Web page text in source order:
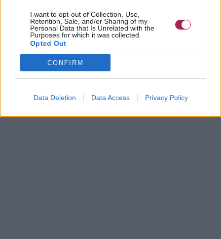
I want to opt-out of Collection, Use,
Retention, Sale, and/or Sharing of my
Personal Data that Is Unrelated with the
Purposes for which it was collected.
Opted Out
CONFIRM
Data Deletion Data Access Privacy Policy